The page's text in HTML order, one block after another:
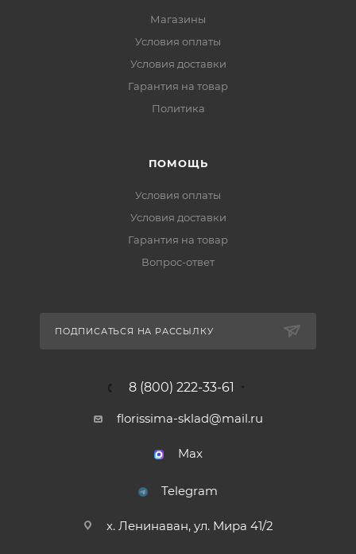
Магазины
Условия оплаты
Условия доставки
Гарантия на товар
Политика
ПОМОЩЬ
Условия оплаты
Условия доставки
Гарантия на товар
Вопрос-ответ
ПОДПИСАТЬСЯ НА РАССЫЛКУ
8 (800) 222-33-61
florissima-sklad@mail.ru
Max
Telegram
х. Ленинаван, ул. Мира 41/2